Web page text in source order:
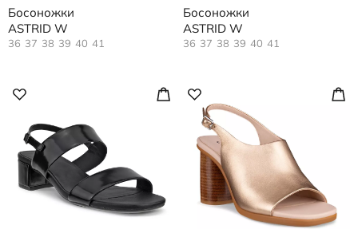
Босоножки
ASTRID W
36 37 38 39 40 41
Босоножки
ASTRID W
36 37 38 39 40 41